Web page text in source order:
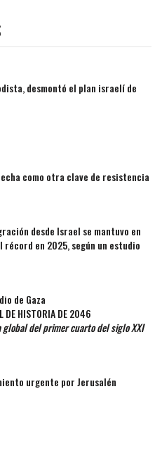
desmontó el plan israelí de
como otra clave de resistencia
desde Israel se mantuvo en
récord en 2025, según un estudio
de Gaza
DE HISTORIA DE 2046
global del primer cuarto del siglo XXI
urgente por Jerusalén